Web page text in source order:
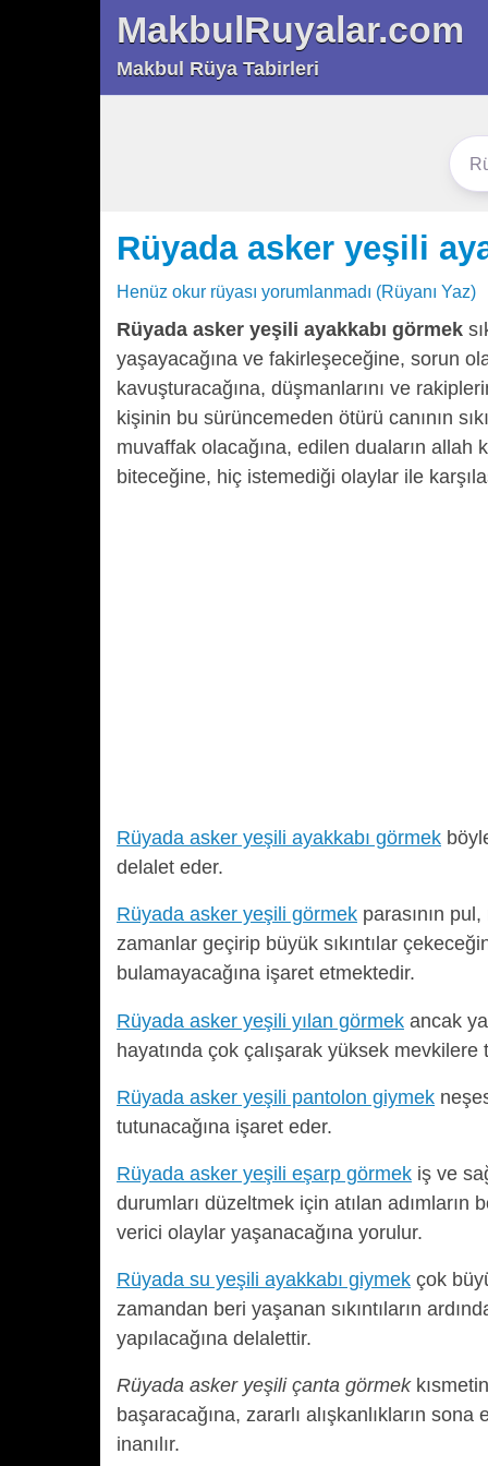
MakbulRuyalar.com
Makbul Rüya Tabirleri
Rüyada asker yeşili
Henüz okur rüyası yorumlanmadı (Rüyanı Yaz)
Rüyada asker yeşili ayakkabı görmek
yaşayacağına ve fakirleşeceğine, sorun
kavuşturacağına, düşmanlarını ve
kişinin bu sürüncemeden ötürü canının
muvaffak olacağına, edilen duaların allah
biteceğine, hiç istemediği olaylar ile
Rüyada asker yeşili ayakkabı görmek
delalet eder.
Rüyada asker yeşili görmek parasının
zamanlar geçirip büyük sıkıntılar
bulamayacağına işaret etmektedir.
Rüyada asker yeşili yılan görmek ancak
hayatında çok çalışarak yüksek mevkilere
Rüyada asker yeşili pantolon giymek
tutunacağına işaret eder.
Rüyada asker yeşili eşarp görmek iş ve
durumları düzeltmek için atılan
verici olaylar yaşanacağına yorulur.
Rüyada su yeşili ayakkabı giymek çok
zamandan beri yaşanan sıkıntıların
yapılacağına delalettir.
Rüyada asker yeşili çanta görmek
başaracağına, zararlı alışkanlıkların
inanılır.